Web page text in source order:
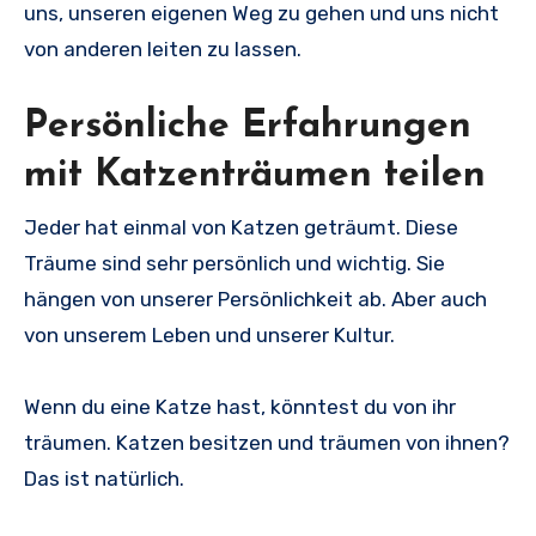
uns, unseren eigenen Weg zu gehen und uns nicht
von anderen leiten zu lassen.
Persönliche Erfahrungen
mit Katzenträumen teilen
Jeder hat einmal von Katzen geträumt. Diese
Träume sind sehr persönlich und wichtig. Sie
hängen von unserer Persönlichkeit ab. Aber auch
von unserem Leben und unserer Kultur.
Wenn du eine Katze hast, könntest du von ihr
träumen. Katzen besitzen und träumen von ihnen?
Das ist natürlich.